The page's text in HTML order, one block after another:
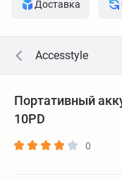
Доставка
Accesstyle
Портативный
10PD
0